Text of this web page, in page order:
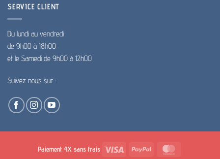
SERVICE CLIENT
Du lundi au vendredi
de 9h00 à 18h00
et le Samedi de 9h00 à 12h00
Suivez nous sur :
Paiement 4X sans frais Visa PayPal